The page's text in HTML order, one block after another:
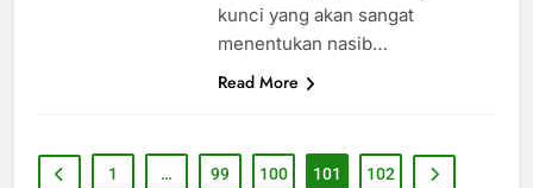
kunci yang akan sangat
menentukan nasib…
Read More
1 … 99 100 101 102